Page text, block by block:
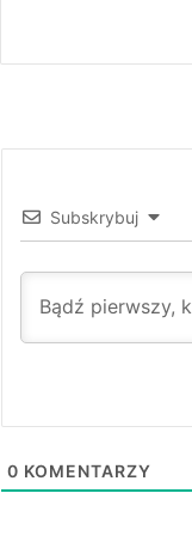
Subskrybuj
0 KOMENTARZY